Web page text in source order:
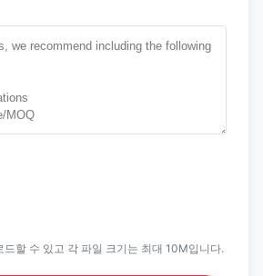
드할 수 있고 각 파일 크기는 최대 10M입니다.